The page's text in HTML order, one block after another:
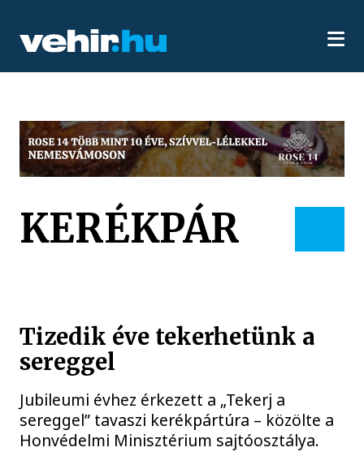
KERÉKPÁR
Tizedik éve tekerhetünk a
sereggel
Jubileumi évhez érkezett a „Tekerj a
sereggel” tavaszi kerékpártúra – közölte a
Honvédelmi Minisztérium sajtóosztálya.